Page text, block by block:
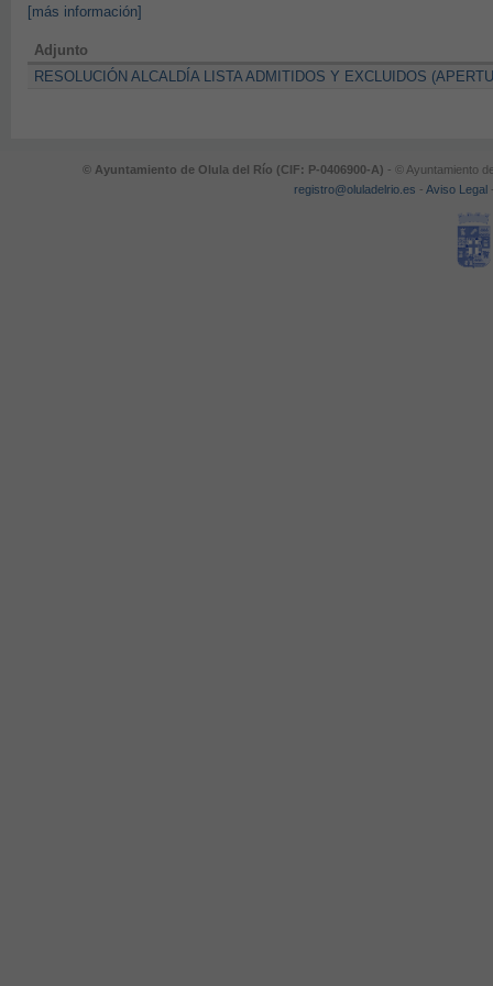
[más información]
Adjunto
RESOLUCIÓN ALCALDÍA LISTA ADMITIDOS Y EXCLUIDOS
© Ayuntamiento de Olula del Río (CIF: P-0406900-A) - © Ayuntamiento
registro@oluladelrio.es - Aviso Legal